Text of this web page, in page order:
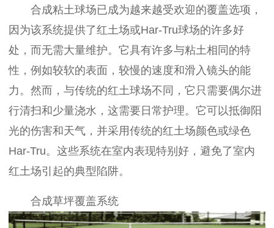
合成粘土球场已成为越来越受欢迎的覆盖选项，
因为该系统提供了红土场或Har-Tru球场的许多好
处，而无需大量维护。它具有许多与粘土相同的特
性，例如较软的表面，较慢的速度和滑入镜头的能
力。然而，与传统的红土球场不同，它只需要偶尔进
行清扫和少量浇水，这需要日常护理。它可以抵御阳
光的伤害和天气，并采用传统的红土场颜色或绿色
Har-Tru。这些系统在室内表现特别好，避免了室内
红土场引起的典型陷阱。
合成草坪覆盖系统